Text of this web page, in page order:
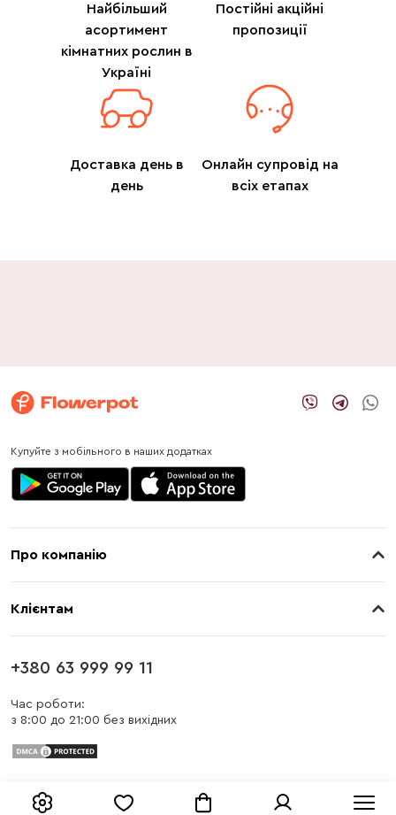
Найбільший
асортимент
кімнатних рослин в
Україні
Постійні акційні
пропозиції
Доставка день в
день
Онлайн супровід на
всіх етапах
Купуйте з мобільного в наших додатках
Про компанію
Клієнтам
Оплата
Блог
Публічна оферта
+380 63 999 99 11
Час роботи:
з 8:00 до 21:00 без вихідних